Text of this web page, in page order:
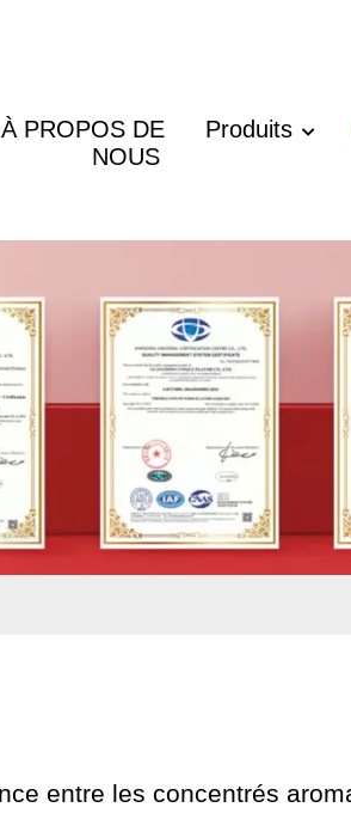
À PROPOS DE
NOUS
Produits
entre les concentrés